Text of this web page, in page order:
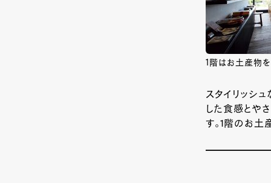
1階はお土産物
スタイリッシ
した食感とや
す。1 階のお土